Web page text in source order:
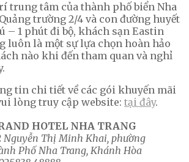
trung tâm của thành phố biển Nha
trường 2/4 và con đường huyết
– 1 phút đi bộ, khách sạn Eastin
luôn là một sự lựa chọn hoàn hảo
nào khi đến tham quan và nghỉ
tin chi tiết về các gói khuyến mãi
lòng truy cập website: tại đây.
HOTEL NHA TRANG
Nguyễn Thị Minh Khai, phường
Phố Nha Trang, Khánh Hòa